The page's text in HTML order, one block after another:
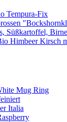
Tempura-Fix
Süßkartoffel,
Himbeer Kirsch
Mug Ring
Italia